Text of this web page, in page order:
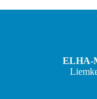
ELHA-